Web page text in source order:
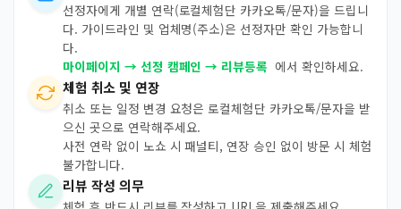
선정자에게 개별 연락(로컬체험단 카카오톡/문자)을 드립니
다. 가이드라인 및 업체명(주소)은 선정자만 확인 가능합니
다.
마이페이지 → 선정 캠페인 → 리뷰등록 에서 확인하세요.
체험 취소 및 연장
취소 또는 일정 변경 요청은 로컬체험단 카카오톡/문자을 받
으신 곳으로 연락해주세요.
사전 연락 없이 노쇼 시 패널티, 연장 승인 없이 방문 시 체험
불가합니다.
리뷰 작성 의무